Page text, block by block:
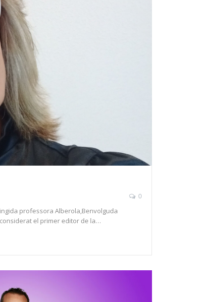
0
professora Alberola,Benvolguda
el primer editor de la…